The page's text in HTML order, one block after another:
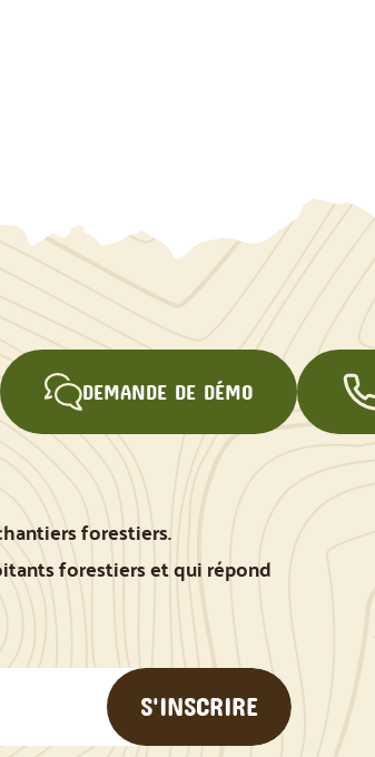
DEMANDE DE DÉMO
forestiers.
forestiers et qui répond